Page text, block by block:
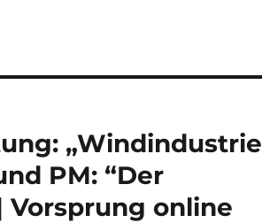
„Windindustrie
PM: “Der
Vorsprung online